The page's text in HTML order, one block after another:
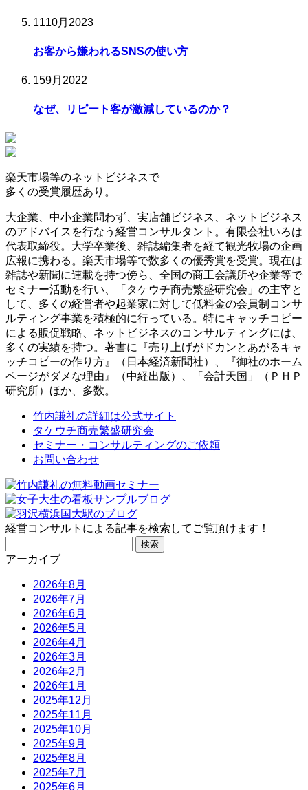
1110月 2023
お客から嫌われるSNSの使い方
159月 2022
なぜ、リピート客が激減しているのか？
楽天市場等のネットビジネスで
多くの受賞履歴あり。
大企業、中小企業問わず、実店舗ビジネス、ネットビジネス
のアドバイスを行なう経営コンサルタント。有限会社いろは
代表取締役。大学卒業後、雑誌編集者を経て観光牧場の企画
広報に携わる。楽天市場等で数多くの優秀賞を受賞。現在は
雑誌や新聞に連載を持つ傍ら、全国の商工会議所や企業等で
セミナー活動を行い、「タケウチ商売繁盛研究会」の主宰と
して、多くの経営者や起業家に対して低料金の会員制コンサ
ルティング事業を積極的に行っている。特にキャッチコピー
による販促戦略、ネットビジネスのコンサルティングには、
多くの実績を持つ。著書に『売り上げがドカンとあがるキャ
ッチコピーの作り方』（日本経済新聞社）、『御社のホーム
ページがダメな理由』（中経出版）、「会計天国」（ＰＨＰ
研究所）ほか、多数。
竹内謙礼の詳細は公式サイト
タケウチ商売繁盛研究会
セミナー・コンサルティングのご依頼
お問い合わせ
経営コンサルトによる記事を検索してご覧頂けます！
索:
アーカイブ
2026年8月
2026年7月
2026年6月
2026年5月
2026年4月
2026年3月
2026年2月
2026年1月
2025年12月
2025年11月
2025年10月
2025年9月
2025年8月
2025年7月
2025年6月